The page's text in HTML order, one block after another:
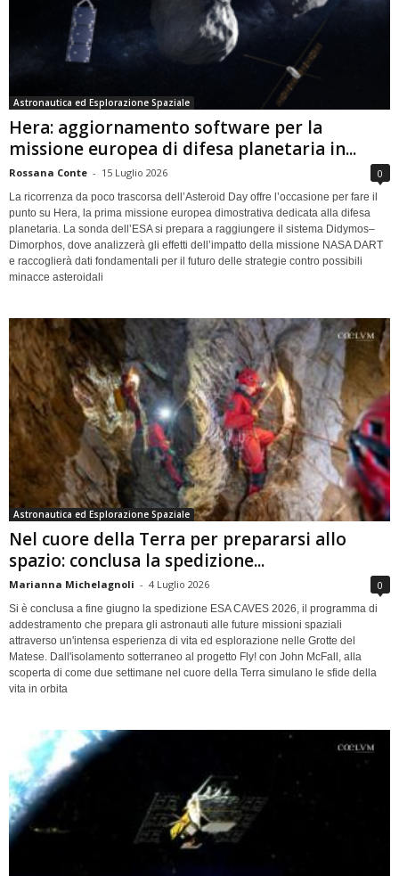
Astronautica ed Esplorazione Spaziale
Hera: aggiornamento software per la
missione europea di difesa planetaria in...
Rossana Conte - 15 Luglio 2026 0
La ricorrenza da poco trascorsa dell’Asteroid Day offre l’occasione per fare il
punto su Hera, la prima missione europea dimostrativa dedicata alla difesa
planetaria. La sonda dell’ESA si prepara a raggiungere il sistema Didymos–
Dimorphos, dove analizzerà gli effetti dell’impatto della missione NASA DART
e raccoglierà dati fondamentali per il futuro delle strategie contro possibili
minacce asteroidali
Astronautica ed Esplorazione Spaziale
Nel cuore della Terra per prepararsi allo
spazio: conclusa la spedizione...
Marianna Michelagnoli - 4 Luglio 2026 0
Si è conclusa a fine giugno la spedizione ESA CAVES 2026, il programma di
addestramento che prepara gli astronauti alle future missioni spaziali
attraverso un'intensa esperienza di vita ed esplorazione nelle Grotte del
Matese. Dall'isolamento sotterraneo al progetto Fly! con John McFall, alla
scoperta di come due settimane nel cuore della Terra simulano le sfide della
vita in orbita